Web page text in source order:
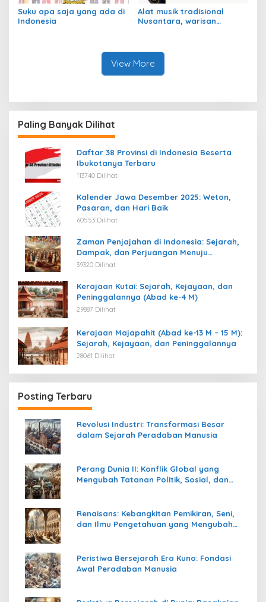
Suku apa saja yang ada di
Indonesia
Alat musik tradisional
Nusantara, warisan
View More
Paling Banyak Dilihat
Daftar 38 Provinsi di Indonesia Beserta
Ibukotanya Terbaru
113740 Dilihat
Kalender Jawa Desember 2025: Weton,
Pasaran, dan Hari Baik
60553 Dilihat
Zaman Penjajahan di Indonesia: Sejarah,
Dampak, dan Perjuangan Menuju
Kemerdekaan
39320 Dilihat
Kerajaan Kutai: Sejarah, Kejayaan, dan
Peninggalannya (Abad ke-4 M)
29887 Dilihat
Kerajaan Majapahit (Abad ke-13 M – 15 M):
Sejarah, Kejayaan, dan Peninggalannya
28061 Dilihat
Posting Terbaru
Revolusi Industri: Transformasi Besar
dalam Sejarah Peradaban Manusia
Perang Dunia II: Konflik Global yang
Mengubah Tatanan Politik, Sosial, dan
Renaisans: Kebangkitan Pemikiran, Seni,
dan Ilmu Pengetahuan yang Mengubah
Peristiwa Bersejarah Era Kuno: Fondasi
Awal Peradaban Manusia